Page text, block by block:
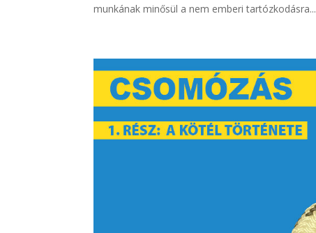
munkának minősül a nem emberi tartózkodásra...